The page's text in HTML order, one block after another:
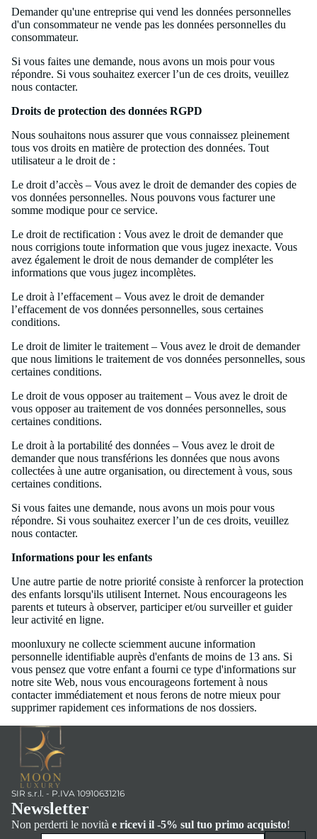
Demander qu'une entreprise qui vend les données personnelles
d'un consommateur ne vende pas les données personnelles du
consommateur.
Si vous faites une demande, nous avons un mois pour vous
répondre. Si vous souhaitez exercer l’un de ces droits, veuillez
nous contacter.
Droits de protection des données RGPD
Nous souhaitons nous assurer que vous connaissez pleinement
tous vos droits en matière de protection des données. Tout
utilisateur a le droit de :
Le droit d’accès – Vous avez le droit de demander des copies de
vos données personnelles. Nous pouvons vous facturer une
somme modique pour ce service.
Le droit de rectification : Vous avez le droit de demander que
nous corrigions toute information que vous jugez inexacte. Vous
avez également le droit de nous demander de compléter les
informations que vous jugez incomplètes.
Le droit à l’effacement – ​​Vous avez le droit de demander
l’effacement de vos données personnelles, sous certaines
conditions.
Le droit de limiter le traitement – ​​Vous avez le droit de demander
que nous limitions le traitement de vos données personnelles, sous
certaines conditions.
Le droit de vous opposer au traitement – ​​Vous avez le droit de
vous opposer au traitement de vos données personnelles, sous
certaines conditions.
Le droit à la portabilité des données – Vous avez le droit de
demander que nous transférions les données que nous avons
collectées à une autre organisation, ou directement à vous, sous
certaines conditions.
Si vous faites une demande, nous avons un mois pour vous
répondre. Si vous souhaitez exercer l’un de ces droits, veuillez
nous contacter.
Informations pour les enfants
Une autre partie de notre priorité consiste à renforcer la protection
des enfants lorsqu'ils utilisent Internet. Nous encourageons les
parents et tuteurs à observer, participer et/ou surveiller et guider
leur activité en ligne.
moonluxury ne collecte sciemment aucune information
personnelle identifiable auprès d'enfants de moins de 13 ans. Si
vous pensez que votre enfant a fourni ce type d'informations sur
notre site Web, nous vous encourageons fortement à nous
contacter immédiatement et nous ferons de notre mieux pour
supprimer rapidement ces informations de nos dossiers.
SIR s.r.l. - P.IVA 10910631216
Newsletter
Non perderti le novità e ricevi il -5% sul tuo primo acquisto!